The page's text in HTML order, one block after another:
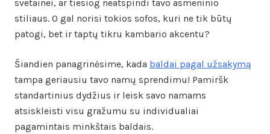
svetainei, ar tiesiog neatspindi tavo asmeninio
stiliaus. O gal norisi tokios sofos, kuri ne tik būtų
patogi, bet ir taptų tikru kambario akcentu?
Šiandien panagrinėsime, kada baldai pagal užsakymą
tampa geriausiu tavo namų sprendimu! Pamiršk
standartinius dydžius ir leisk savo namams
atsiskleisti visu gražumu su individualiai
pagamintais minkštais baldais.